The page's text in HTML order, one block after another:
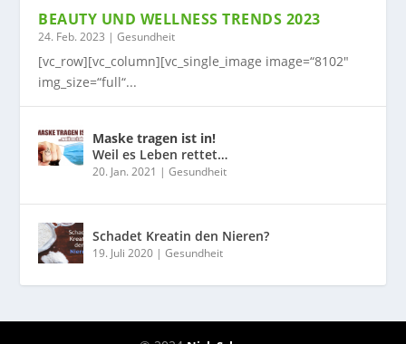
BEAUTY UND WELLNESS TRENDS 2023
24. Feb. 2023 |Gesundheit
[vc_row][vc_column][vc_single_image image=“8102″
img_size=“full“...
Maske tragen ist in!
Weil es Leben rettet…
20. Jan. 2021 |Gesundheit
Schadet Kreatin den Nieren?
19. Juli 2020 |Gesundheit